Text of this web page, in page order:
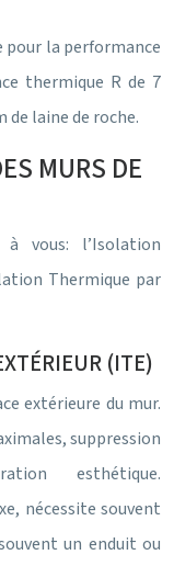
pour la performance
thermique R de 7
de laine de roche.
MURS DE
à vous: l’Isolation
Thermique par
(ITE)
extérieure du mur.
suppression
esthétique.
nécessite souvent
un enduit ou